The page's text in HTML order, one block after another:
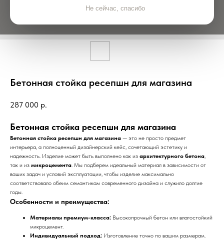
Не сейчас, спасибо
Бетонная стойка ресепшн для магазина
287 000 р.
Бетонная стойка ресепшн для магазина
Бетонная стойка ресепшн для магазина — это не просто предмет
интерьера, а полноценный дизайнерский кейс, сочетающий эстетику и
надежность. Изделие может быть выполнено как из архитектурного бетона,
так и из микроцемента. Мы подберем идеальный материал в зависимости от
ваших задач и условий эксплуатации, чтобы изделие максимально
соответствовало обеим семантикам современного дизайна и служило долгие
годы.
Особенности и преимущества:
Материалы премиум-класса: Высокопрочный бетон или влагостойкий
микроцемент.
Индивидуальный подход: Изготовление точно по вашим размерам.